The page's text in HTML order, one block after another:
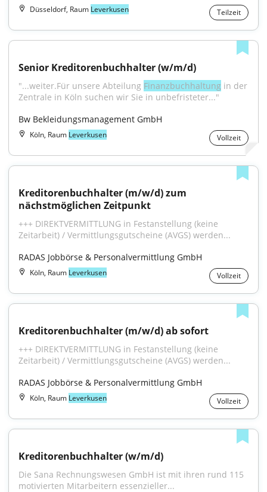
Düsseldorf, Raum Leverkusen Teilzeit
Senior Kreditorenbuchhalter (w/m/d)
"...weiter.Für unsere Abteilung Finanzbuchhaltung in der
Zentrale in Köln suchen wir Sie in unbefristeter..."
Bw Bekleidungsmanagement GmbH
Köln, Raum Leverkusen Vollzeit
Kreditorenbuchhalter (m/w/d) zum
nächstmöglichen Zeitpunkt
+++ DIREKTVERMITTLUNG in Festanstellung (keine
Zeitarbeit) / Vermittlungsgutscheine (AVGS) werden...
RADAS Jobbörse & Personalvermittlung GmbH
Köln, Raum Leverkusen Vollzeit
Kreditorenbuchhalter (m/w/d) ab sofort
+++ DIREKTVERMITTLUNG in Festanstellung (keine
Zeitarbeit) / Vermittlungsgutscheine (AVGS) werden...
RADAS Jobbörse & Personalvermittlung GmbH
Köln, Raum Leverkusen Vollzeit
Kreditorenbuchhalter (w/m/d)
Die Sana Rechnungswesen GmbH ist mit ihren rund 115
motivierten Mitarbeitern essenzieller...